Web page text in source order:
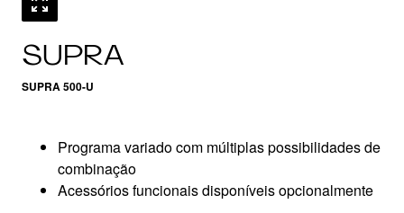
SUPRA
SUPRA 500-U
Programa variado com múltiplas possibilidades de
combinação
Acessórios funcionais disponíveis opcionalmente